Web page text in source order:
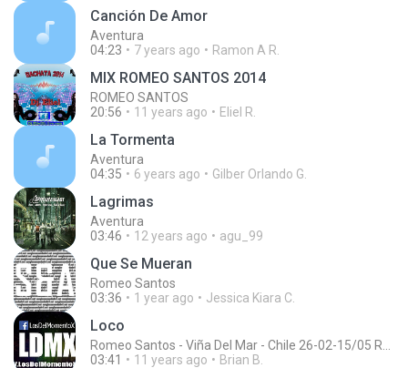
Canción De Amor
Aventura
04:23
7 years ago Ramon A R.
MIX ROMEO SANTOS 2014
ROMEO SANTOS
20:56
11 years ago Eliel R.
La Tormenta
Aventura
04:35
6 years ago Gilber Orlando G.
Lagrimas
Aventura
03:46
12 years ago agu_99
Que Se Mueran
Romeo Santos
03:36
1 year ago Jessica Kiara C.
Loco
03:41
11 years ago Brian B.